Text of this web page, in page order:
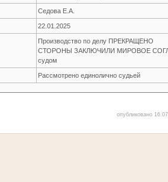
Седова Е.А.
22.01.2025
Производство по делу ПРЕКРАЩЕНО
СТОРОНЫ ЗАКЛЮЧИЛИ МИРОВОЕ
судом
Рассмотрено единолично судьей
опубликовано